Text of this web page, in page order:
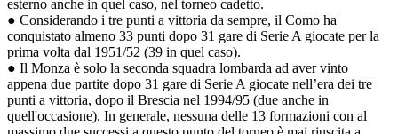
esterno anche in quel caso, nel torneo cadetto.
● Considerando i tre punti a vittoria da sempre, il Como ha
conquistato almeno 33 punti dopo 31 gare di Serie A giocate per la
prima volta dal 1951/52 (39 in quel caso).
● Il Monza è solo la seconda squadra lombarda ad aver vinto
appena due partite dopo 31 gare di Serie A giocate nell’era dei tre
punti a vittoria, dopo il Brescia nel 1994/95 (due anche in
quell'occasione). In generale, nessuna delle 13 formazioni con al